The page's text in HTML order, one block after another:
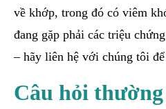
về khớp, trong đó có viêm
đang gặp phải các triệu
– hãy liên hệ với chúng tôi
Câu hỏi